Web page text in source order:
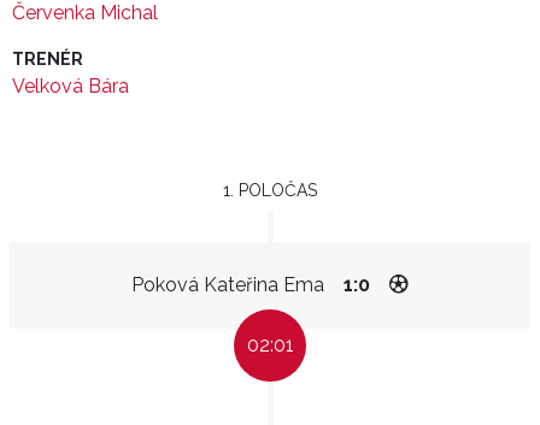
Červenka Michal
TRENÉR
Velková Bára
1. POLOČAS
Poková Kateřina Ema 1:0
02:01